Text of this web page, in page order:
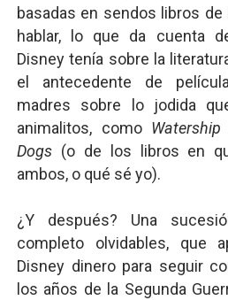
basadas en sendos libros
hablar, lo que da cuenta
Disney tenía sobre la
el antecedente de
madres sobre lo jodida
animalitos, como Watership
Dogs(o de los libros en
ambos, o qué sé yo).
¿Y después? Una
completo olvidables, que
Disney dinero para seguir
los años de la Segunda